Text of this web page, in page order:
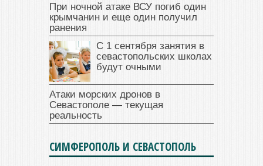
При ночной атаке ВСУ погиб один
крымчанин и еще один получил
ранения
С 1 сентября занятия в
севастопольских школах
будут очными
Атаки морских дронов в
Севастополе — текущая
реальность
СИМФЕРОПОЛЬ И СЕВАСТОПОЛЬ